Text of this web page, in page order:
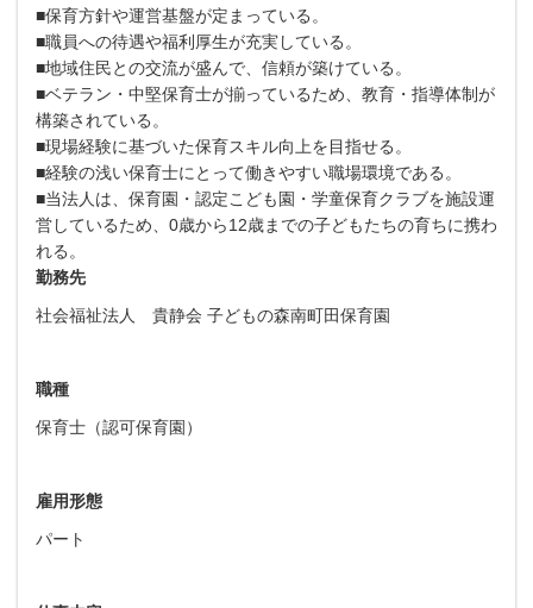
■保育方針や運営基盤が定まっている。
■職員への待遇や福利厚生が充実している。
■地域住民との交流が盛んで、信頼が築けている。
■ベテラン・中堅保育士が揃っているため、教育・指導体制が
構築されている。
■現場経験に基づいた保育スキル向上を目指せる。
■経験の浅い保育士にとって働きやすい職場環境である。
■当法人は、保育園・認定こども園・学童保育クラブを施設運
営しているため、0歳から12歳までの子どもたちの育ちに携わ
れる。
勤務先
社会福祉法人 貴静会 子どもの森南町田保育園
職種
保育士（認可保育園）
雇用形態
パート